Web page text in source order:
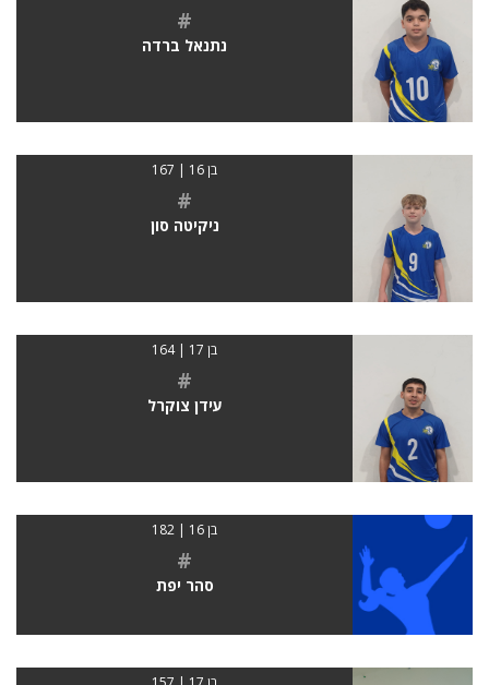
#
נתנאל ברדה
בן 16 | 167
#
ניקיטה סון
בן 17 | 164
#
עידן צוקרל
בן 16 | 182
#
סהר יפת